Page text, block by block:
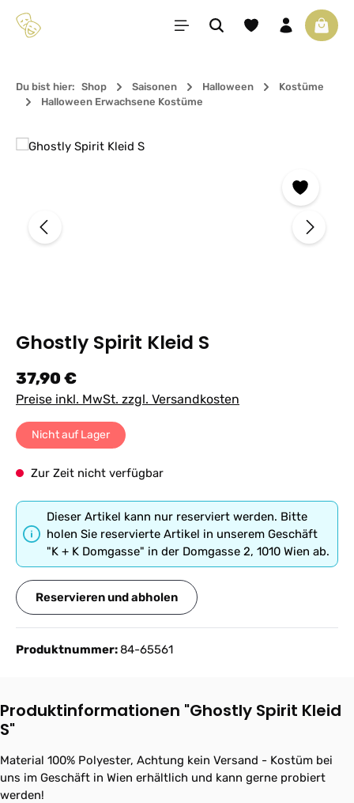
Zum Hauptinhalt springen Du hast 0 Produkte
Du bist hier: Shop Saisonen Halloween
Kostüme
Halloween Erwachsene Kostüme
Bildergalerie überspringen
Ghostly Spirit Kleid S
Regulärer Preis:
37,90 €
Preise inkl. MwSt. zzgl. Versandkosten
Nicht auf Lager
Zur Zeit nicht verfügbar
Dieser Artikel kann nur reserviert werden. Bitte
holen Sie reservierte Artikel in unserem Geschäft
"K + K Domgasse" in der Domgasse 2, 1010 Wien ab.
Reservieren und abholen
Produktnummer:84-65561
Produktinformationen "Ghostly Spirit Kleid
S"
Material 100% Polyester, Achtung kein Versand - Kostüm bei
uns im Geschäft in Wien erhältlich und kann gerne probiert
werden!